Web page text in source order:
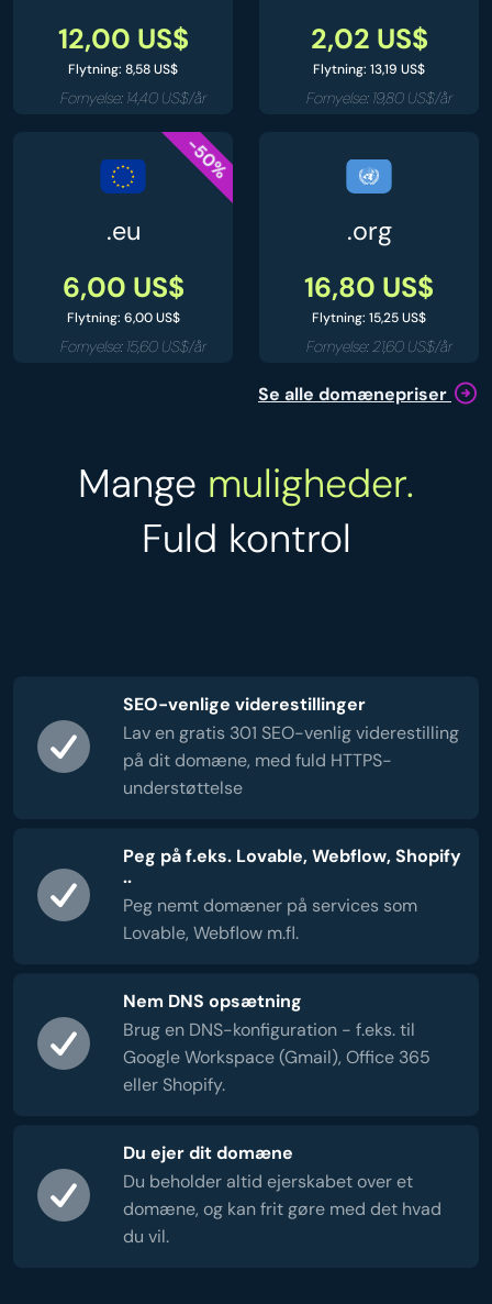
12,00 US$
Flytning: 8,58 US$
Fornyelse: 14,40 US$/år
2,02 US$
Flytning: 13,19 US$
Fornyelse: 19,80 US$/år
-50%
.eu
6,00 US$
Flytning: 6,00 US$
Fornyelse: 15,60 US$/år
.org
16,80 US$
Flytning: 15,25 US$
Fornyelse: 21,60 US$/år
Se alle domænepriser
Mange muligheder.
Fuld kontrol
SEO-venlige viderestillinger
Lav en gratis 301 SEO-venlig viderestilling
på dit domæne, med fuld HTTPS-
understøttelse
Peg på f.eks. Lovable, Webflow, Shopify
..
Peg nemt domæner på services som
Lovable, Webflow m.fl.
Nem DNS opsætning
Brug en DNS-konfiguration - f.eks. til
Google Workspace (Gmail), Office 365
eller Shopify.
Du ejer dit domæne
Du beholder altid ejerskabet over et
domæne, og kan frit gøre med det hvad
du vil.